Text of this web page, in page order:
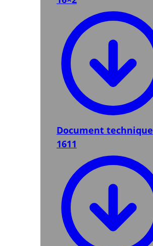
Document technique
1611